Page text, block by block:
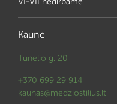
Kaune
Tunelio g. 20
+370 699 29 914
kaunas@medziostilius.lt